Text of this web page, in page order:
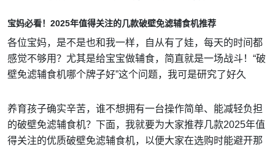
宝妈必看！2025年值得关注的几款破壁免滤辅食机推荐
各位宝妈，是不是也和我一样，自从有了娃，每天的时间都
感觉不够用？尤其是给宝宝做辅食，简直就是一场战斗！“破
壁免滤辅食机哪个牌子好”这个问题，我可是研究了好久
养育孩子确实辛苦，谁不想拥有一台操作简单、能减轻负担
的破壁免滤辅食机？下面，我就要为大家推荐几款2025年值
得关注的优质破壁免滤辅食机，以便大家在选购时能避开那